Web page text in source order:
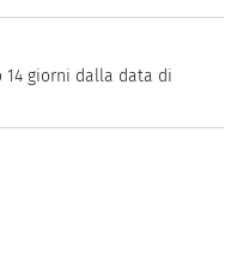
giorni dalla data di